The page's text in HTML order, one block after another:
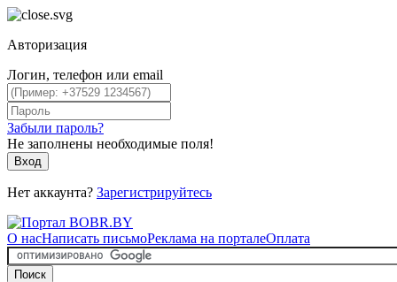
Авторизация
Логин, телефон или email
Забыли пароль?
Не заполнены необходимые поля!
Вход
Нет аккаунта? Зарегистрируйтесь
О насНаписать письмоРеклама на порталеОплата
Поиск